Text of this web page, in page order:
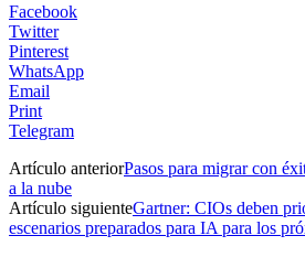
Facebook
Twitter
Pinterest
WhatsApp
Email
Print
Telegram
Artículo anteriorPasos para migrar con
a la nube
Artículo siguienteGartner: CIOs deben
escenarios preparados para IA para los